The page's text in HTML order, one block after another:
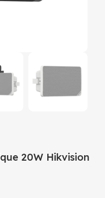
20W Hikvision